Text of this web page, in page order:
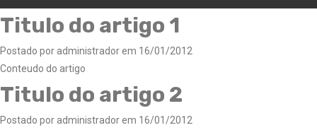
Titulo do artigo 1
Postado por administrador em 16/01/2012
Conteudo do artigo
Titulo do artigo 2
Postado por administrador em 16/01/2012